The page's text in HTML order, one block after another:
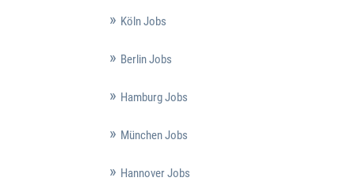
Köln Jobs
Berlin Jobs
Hamburg Jobs
München Jobs
Hannover Jobs